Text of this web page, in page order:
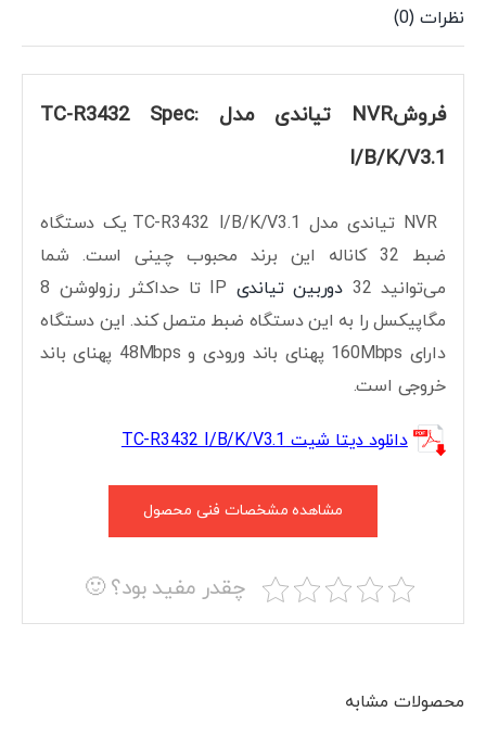
نظرات (0)
فروشNVR تیاندی مدل TC-R3432 Spec:
I/B/K/V3.1
NVR تیاندی مدل TC-R3432 I/B/K/V3.1 یک دستگاه
ضبط 32 کاناله این برند محبوب چینی است. شما
می‌توانید 32
دوربین تیاندی
IP تا حداکثر رزولوشن 8
مگاپیکسل را به این دستگاه ضبط متصل کند. این دستگاه
دارای 160Mbps پهنای باند ورودی و 48Mbps پهنای باند
خروجی است.
دانلود دیتا شیت TC-R3432 I/B/K/V3.1
مشاهده مشخصات فنی محصول
چقدر مفید بود؟ 🙂
محصولات مشابه